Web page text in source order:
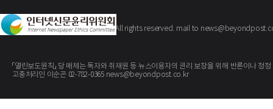
Copyright ©The BeyondPost. All rights reserved. mail to
「열린보도원칙」 당 매체는 독자와 취재원 등 뉴스이용자의 권리 보장을 위해 반론이나
고충처리인 이순곤 02-782-0365 news@beyondpost.co.kr